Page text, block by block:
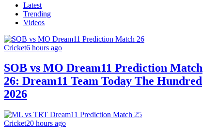
Latest
Trending
Videos
Cricket6 hours ago
SOB vs MO Dream11 Prediction Match
26: Dream11 Team Today The Hundred
2026
Cricket20 hours ago